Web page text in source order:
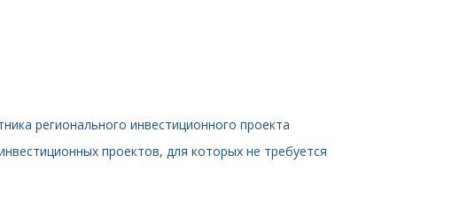
регионального инвестиционного проекта
проектов, для которых не требуется